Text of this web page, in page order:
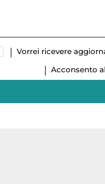
Vorrei ricevere
Acconsento